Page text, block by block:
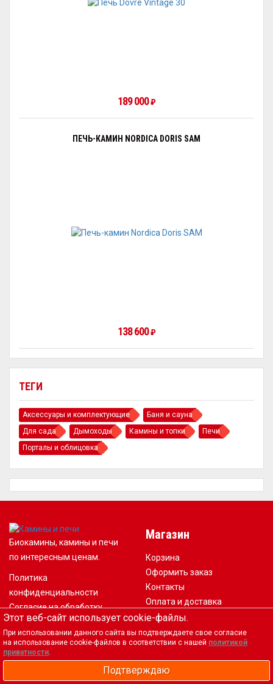
ТЕГИ
Аксессуары и комплектующие
Баня и сауна
Для сада
Дымоходы Камины и топки
Печи
Порталы и облицовка
189 000₽
ПЕЧЬ-КАМИН NORDICA DORIS SAM
138 600₽
Биокамины, камины и печи
по интересным ценам.
Политика
конфиденциальности
Согласие на обработку
персональных данных
Магазин
Корзина
Оформить заказ
Контакты
Оплата и доставка
Валюта
Этот веб-сайт использует cookie-файлы.
При использовании данного сайта вы подтверждаете свое согласие
на использование cookie-файлов в соответствии с нашей политикой
приватности.
Подтверждаю